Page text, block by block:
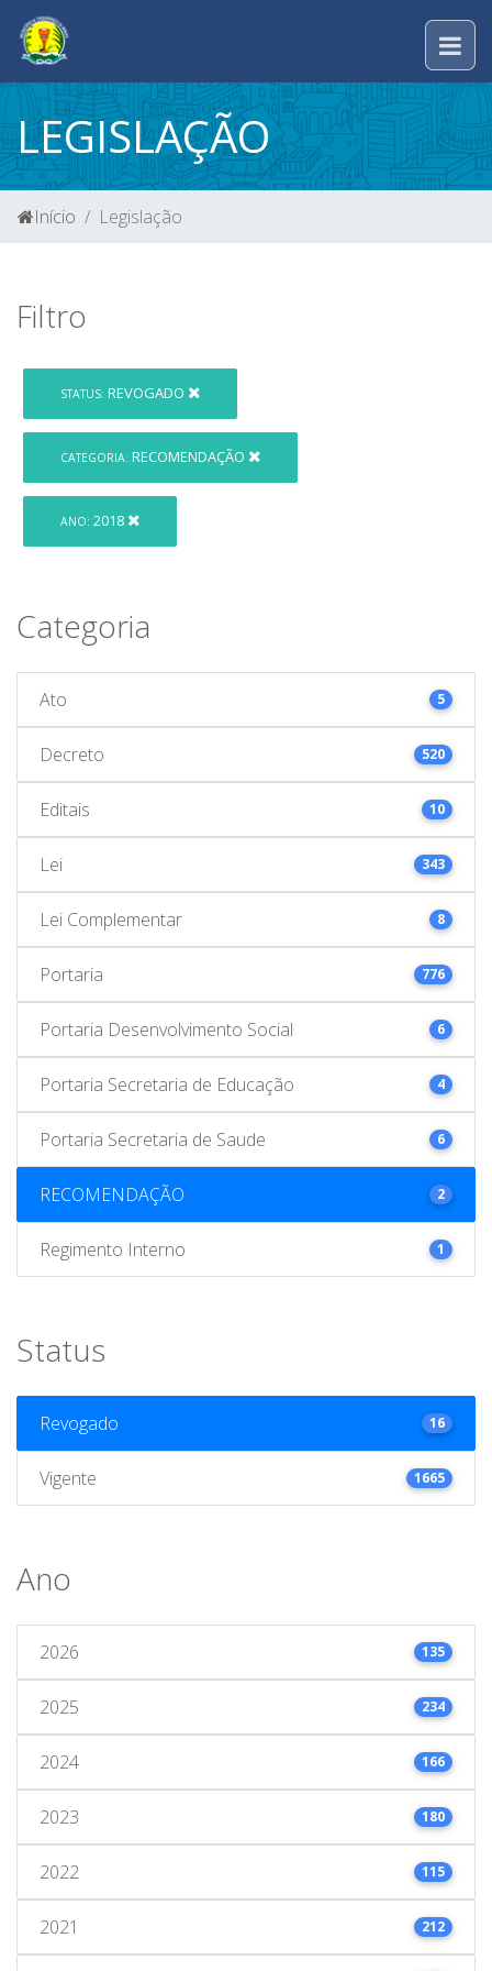
LEGISLAÇÃO
Início Legislação
Filtro
STATUS: REVOGADO
CATEGORIA: RECOMENDAÇÃO
ANO: 2018
Categoria
Ato 5
Decreto 520
Editais 10
Lei 343
Lei Complementar 8
Portaria 776
Portaria Desenvolvimento Social 6
Portaria Secretaria de Educação 4
Portaria Secretaria de Saude 6
RECOMENDAÇÃO 2
Regimento Interno 1
Status
Revogado 16
Vigente 1665
Ano
2026 135
2025 234
2024 166
2023 180
2022 115
2021 212